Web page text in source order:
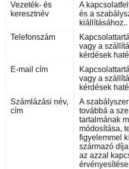
Vezeték- és
keresztnév
A
és a
kiállításához..
Telefonszám
vagy a
kérdések
E-mail cím
vagy a
kérdések
Számlázási név,
cím
A
továbbá a
tartalmának
módosítása,
figyelemmel
származó
az azzal